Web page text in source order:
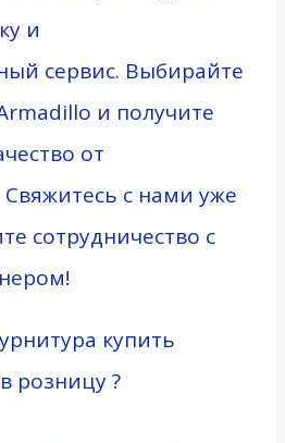
и
сервис. Выбирайте
и получите
от
с нами уже
сотрудничество с
купить
розницу ?